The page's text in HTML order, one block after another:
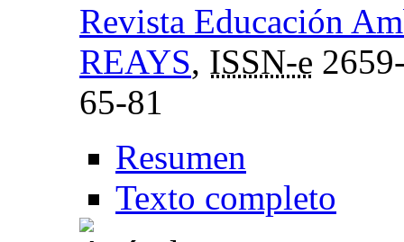
Revista Educación
REAYS, ISSN-e
65-81
Resumen
Texto completo